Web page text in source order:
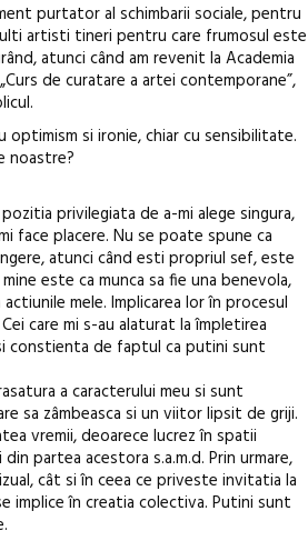
purtator al schimbarii sociale, pentru
artisti tineri pentru care frumosul este
atunci când am revenit la Academia
de curatare a artei contemporane”,
optimism si ironie, chiar cu sensibilitate.
noastre?
privilegiata de a-mi alege singura,
face placere. Nu se poate spune ca
atunci când esti propriul sef, este
este ca munca sa fie una benevola,
mele. Implicarea lor în procesul
care mi s-au alaturat la împletirea
constienta de faptul ca putini sunt
a caracterului meu si sunt
sa zâmbeasca si un viitor lipsit de griji.
vremii, deoarece lucrez în spatii
partea acestora s.a.m.d. Prin urmare,
cât si în ceea ce priveste invitatia la
implice în creatia colectiva. Putini sunt